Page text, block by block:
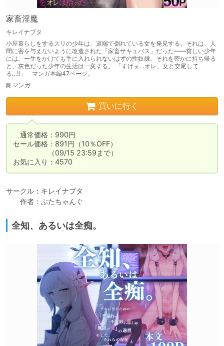
家畜淫魔
キレイナブタ
小屋暮らしをするスリの少年は、道端で倒れている女を発見する。それは、人
間に害を与えないように改造された「家畜サキュバス」だった――貧しい少年
には、一生をかけても手に入れられないはずの性奴隷。それを密かに持ち帰る
と、灰色だった少年の生活は一変する。 「すげぇ…オレ、女と交尾して
る…!!」 マンガ本編47ページ。
マンガ
買いに行く
通常価格：990円
セール価格：891円（10％OFF）
（09/15 23:59まで）
お気に入り：4570
サークル：キレイナブタ
作者：ぶたちゃんぐ
全知、あるいは全痴。